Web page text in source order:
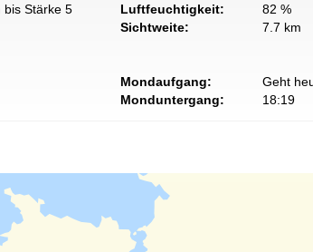
bis Stärke 5
Luftfeuchtigkeit:
82 %
Sichtweite:
7.7 km
Mondaufgang:
Geht
Monduntergang:
18:19